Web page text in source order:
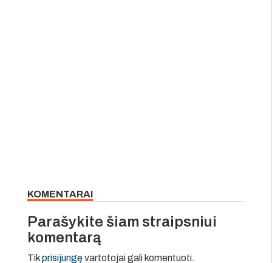
KOMENTARAI
Parašykite šiam straipsniui
komentarą
Tikprisijungęvartotojai gali komentuoti.